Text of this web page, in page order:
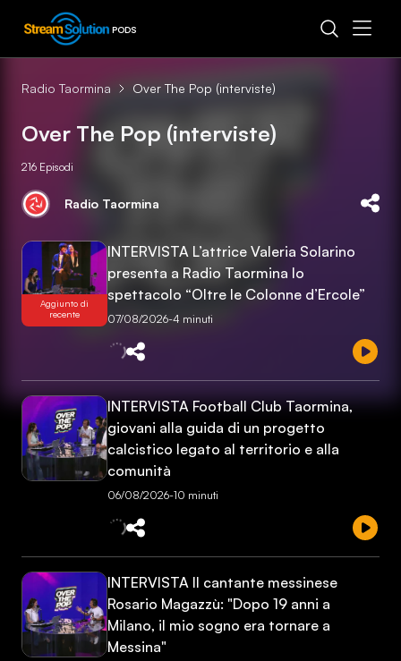
PODS
Radio Taormina Over The Pop (interviste)
Over The Pop (interviste)
216 Episodi
Radio Taormina
Aggiunto di
recente
INTERVISTA L’attrice Valeria Solarino
presenta a Radio Taormina lo
spettacolo “Oltre le Colonne d’Ercole”
07/08/2026-4 minuti
INTERVISTA Football Club Taormina,
giovani alla guida di un progetto
calcistico legato al territorio e alla
comunità
06/08/2026-10 minuti
INTERVISTA Il cantante messinese
Rosario Magazzù: "Dopo 19 anni a
Milano, il mio sogno era tornare a
Messina"